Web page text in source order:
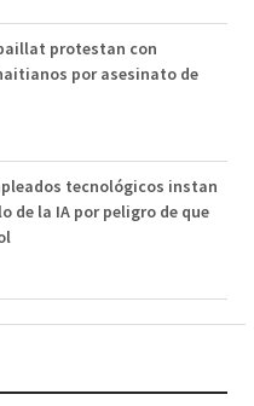
protestan con
por asesinato de
tecnológicos instan
de la IA por peligro de que